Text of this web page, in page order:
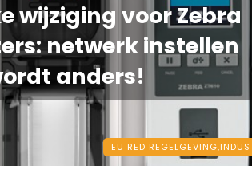
wijziging voor Zebra
netwerk instellen
anders!
EU RED REGELGEVING,